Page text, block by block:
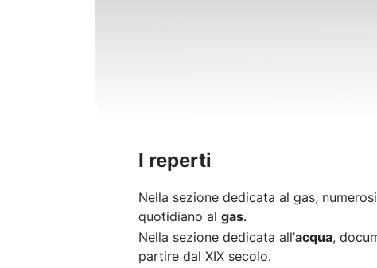
I reperti
Nella sezione dedicata al gas,
quotidiano al gas.
Nella sezione dedicata all’acqua,
partire dal XIX secolo.